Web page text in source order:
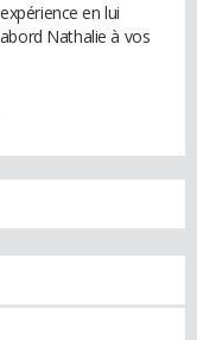
en lui
Nathalie à vos